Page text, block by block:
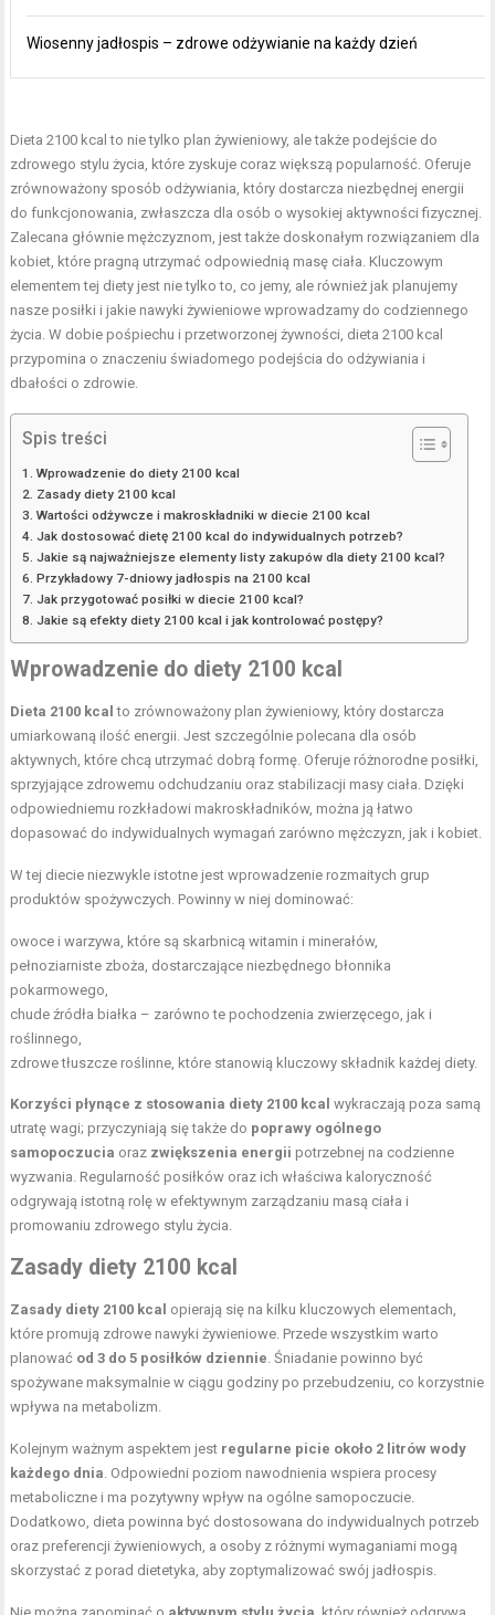
Wiosenny jadłospis – zdrowe odżywianie na każdy dzień
Dieta 2100 kcal to nie tylko plan żywieniowy, ale także podejście do
zdrowego stylu życia, które zyskuje coraz większą popularność. Oferuje
zrównoważony sposób odżywiania, który dostarcza niezbędnej energii
do funkcjonowania, zwłaszcza dla osób o wysokiej aktywności fizycznej.
Zalecana głównie mężczyznom, jest także doskonałym rozwiązaniem dla
kobiet, które pragną utrzymać odpowiednią masę ciała. Kluczowym
elementem tej diety jest nie tylko to, co jemy, ale również jak planujemy
nasze posiłki i jakie nawyki żywieniowe wprowadzamy do codziennego
życia. W dobie pośpiechu i przetworzonej żywności, dieta 2100 kcal
przypomina o znaczeniu świadomego podejścia do odżywiania i
dbałości o zdrowie.
Spis treści
Wprowadzenie do diety 2100 kcal
Zasady diety 2100 kcal
Wartości odżywcze i makroskładniki w diecie 2100 kcal
Jak dostosować dietę 2100 kcal do indywidualnych potrzeb?
Jakie są najważniejsze elementy listy zakupów dla diety 2100 kcal?
Przykładowy 7-dniowy jadłospis na 2100 kcal
Jak przygotować posiłki w diecie 2100 kcal?
Jakie są efekty diety 2100 kcal i jak kontrolować postępy?
Wprowadzenie do diety 2100 kcal
Dieta 2100 kcal to zrównoważony plan żywieniowy, który dostarcza
umiarkowaną ilość energii. Jest szczególnie polecana dla osób
aktywnych, które chcą utrzymać dobrą formę. Oferuje różnorodne posiłki,
sprzyjające zdrowemu odchudzaniu oraz stabilizacji masy ciała. Dzięki
odpowiedniemu rozkładowi makroskładników, można ją łatwo
dopasować do indywidualnych wymagań zarówno mężczyzn, jak i kobiet.
W tej diecie niezwykle istotne jest wprowadzenie rozmaitych grup
produktów spożywczych. Powinny w niej dominować:
owoce i warzywa, które są skarbnicą witamin i minerałów,
pełnoziarniste zboża, dostarczające niezbędnego błonnika
pokarmowego,
chude źródła białka – zarówno te pochodzenia zwierzęcego, jak i
roślinnego,
zdrowe tłuszcze roślinne , które stanowią kluczowy składnik każdej diety.
Korzyści płynące z stosowania diety 2100 kcal wykraczają poza samą
utratę wagi; przyczyniają się także do poprawy ogólnego
samopoczucia oraz zwiększenia energii potrzebnej na codzienne
wyzwania. Regularność posiłków oraz ich właściwa kaloryczność
odgrywają istotną rolę w efektywnym zarządzaniu masą ciała i
promowaniu zdrowego stylu życia.
Zasady diety 2100 kcal
Zasady diety 2100 kcal opierają się na kilku kluczowych elementach,
które promują zdrowe nawyki żywieniowe. Przede wszystkim warto
planować od 3 do 5 posiłków dziennie . Śniadanie powinno być
spożywane maksymalnie w ciągu godziny po przebudzeniu, co korzystnie
wpływa na metabolizm.
Kolejnym ważnym aspektem jest regularne picie około 2 litrów wody
każdego dnia . Odpowiedni poziom nawodnienia wspiera procesy
metaboliczne i ma pozytywny wpływ na ogólne samopoczucie.
Dodatkowo, dieta powinna być dostosowana do indywidualnych potrzeb
oraz preferencji żywieniowych, a osoby z różnymi wymaganiami mogą
skorzystać z porad dietetyka, aby zoptymalizować swój jadłospis.